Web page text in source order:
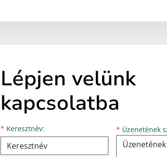
Lépjen velünk
kapcsolatba
* Keresztnév:
Keresztnév
Vezetéknév
E-mail cím * Üzenetének